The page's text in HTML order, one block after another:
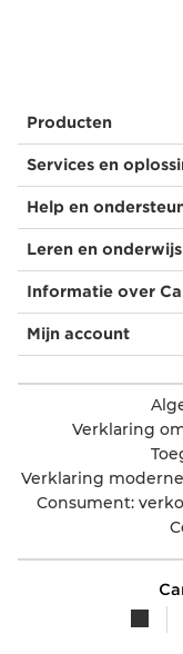
Producten
Services en
Help en
Leren en onderwijs
Informatie over
Mijn account
Verklaring
Verklaring
Consument: